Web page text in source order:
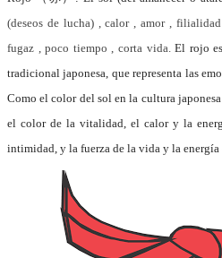
(deseos de lucha) , calor , amor ,
fugaz , poco tiempo , corta vida.El rojo
tradicional japonesa, que representa las
Como el color del sol en la cultura
el color de la vitalidad, el calor y la
intimidad, y la fuerza de la vida y la energía